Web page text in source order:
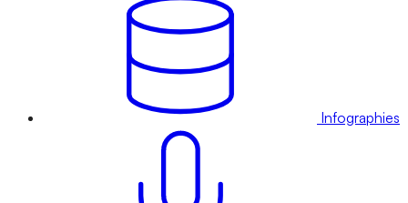
Infographies